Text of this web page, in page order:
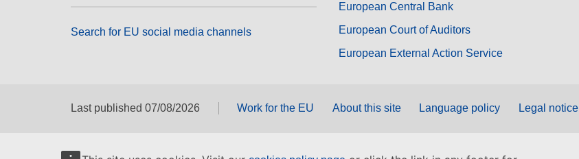
Search for EU social media channels
European Central Bank
European Court of Auditors
European External Action Service
Last published 07/08/2026 Work for the EU About this site Language policy Legal notice